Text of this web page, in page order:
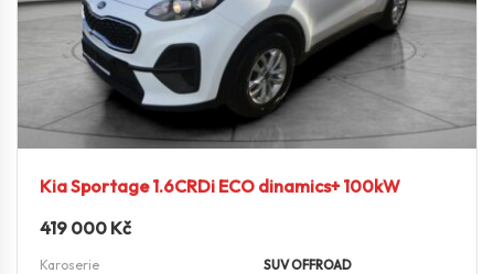
Kia Sportage 1.6CRDi ECO dinamics+ 100kW
419 000 Kč
Karoserie
SUV OFFROAD